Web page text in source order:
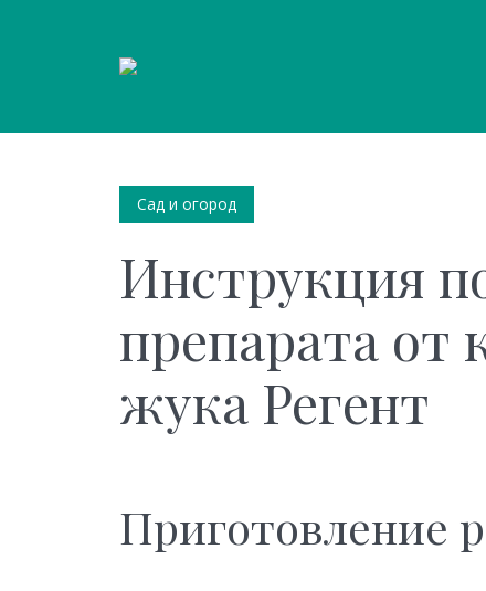
Сад и огород
Инструкция
препарата от
жука Регент
Приготовление